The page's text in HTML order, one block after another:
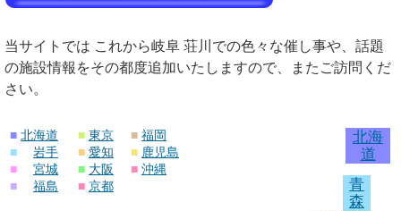
当サイトでは これから岐阜 荘川での色々な催し事や、話題
の施設情報をその都度追加いたしますので、またご訪問くだ
さい。
■ 北海道
■
岩手
■
宮城
■
福島
■ 東京
■ 愛知
■ 大阪
■ 京都
■ 福岡
■ 鹿児島
■ 沖縄
北海
道
青
森